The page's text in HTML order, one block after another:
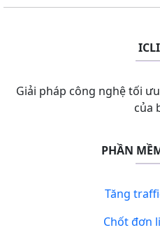
Giải pháp công nghệ tối
của
PHẦN
Tăng
Chốt đơn